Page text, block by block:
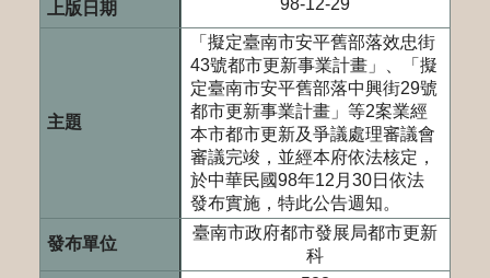
98-12-29
「擬定臺南市安平舊部落效忠街
43號都市更新事業計畫」、「擬
定臺南市安平舊部落中興街29號
都市更新事業計畫」等2案業經
本市都市更新及爭議處理審議會
審議完竣，並經本府依法核定，
於中華民國98年12月30日依法
發布實施，特此公告週知。
臺南市政府都市發展局都市更新
科